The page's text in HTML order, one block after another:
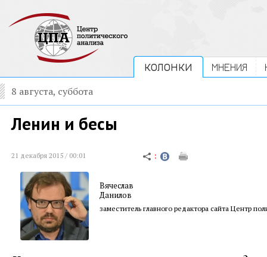
КОЛОНКИ МНЕНИЯ
8 августа, суббота
Ленин и бесы
21 декабря 2015 / 00:01
Вячеслав
Данилов
заместитель главного редактора сайта Центр